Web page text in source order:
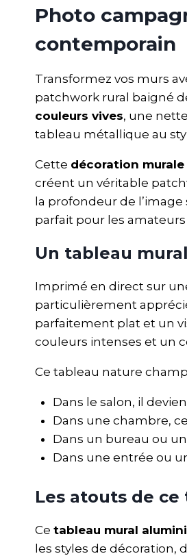
Photo
contemporain
Transformez vos murs
patchwork rural baigné
couleurs vives, une
tableau métallique au
Cette décoration
créent un véritable
la profondeur de
parfait pour les
Un tableau
Imprimé en direct sur
particulièrement
parfaitement plat et un
couleurs intenses et un
Ce tableau nature
Dans le salon, il
Dans une chambre,
Dans un bureau ou
Dans une entrée ou
Les atouts de
Ce tableau mural
les styles de décoration,